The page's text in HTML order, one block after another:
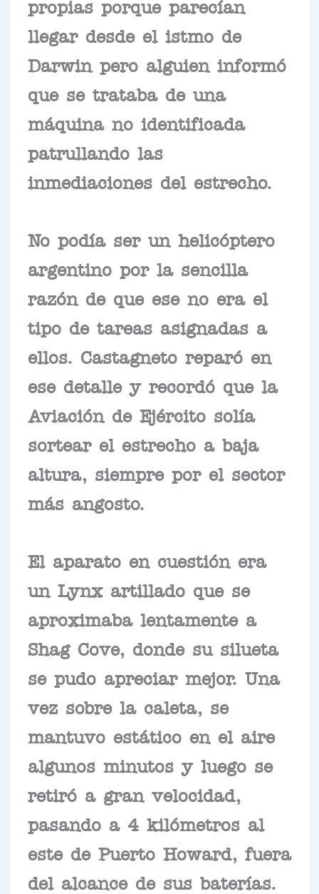
propias porque parecían
llegar desde el istmo de
Darwin pero alguien informó
que se trataba de una
máquina no identificada
patrullando las
inmediaciones del estrecho.
No podía ser un helicóptero
argentino por la sencilla
razón de que ese no era el
tipo de tareas asignadas a
ellos. Castagneto reparó en
ese detalle y recordó que la
Aviación de Ejército solía
sortear el estrecho a baja
altura, siempre por el sector
más angosto.
El aparato en cuestión era
un Lynx artillado que se
aproximaba lentamente a
Shag Cove, donde su silueta
se pudo apreciar mejor. Una
vez sobre la caleta, se
mantuvo estático en el aire
algunos minutos y luego se
retiró a gran velocidad,
pasando a 4 kilómetros al
este de Puerto Howard, fuera
del alcance de sus baterías.